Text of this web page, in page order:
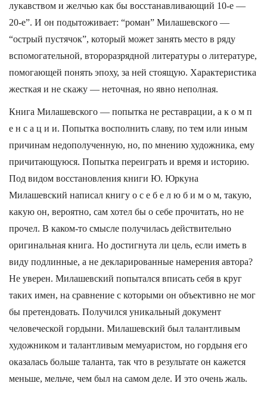
лукавством и желчью как бы восстанавливающий 10-е —
20-е”. И он подытоживает: “роман” Милашевского —
“острый пустячок”, который может занять место в ряду
вспомогательной, второразрядной литературы о литературе,
помогающей понять эпоху, за ней стоящую. Характеристика
жесткая и не скажу — неточная, но явно неполная.
Книга Милашевского — попытка не реставрации, а к о м п
е н с а ц и и. Попытка восполнить славу, по тем или иным
причинам недополученную, но, по мнению художника, ему
причитающуюся. Попытка переиграть и время и историю.
Под видом восстановления книги Ю. Юркуна
Милашевский написал книгу о с е б е л ю б и м о м, такую,
какую он, вероятно, сам хотел бы о себе прочитать, но не
прочел. В каком-то смысле получилась действительно
оригинальная книга. Но достигнута ли цель, если иметь в
виду подлинные, а не декларированные намерения автора?
Не уверен. Милашевский попытался вписать себя в круг
таких имен, на сравнение с которыми он объективно не мог
бы претендовать. Получился уникальный документ
человеческой гордыни. Милашевский был талантливым
художником и талантливым мемуаристом, но гордыня его
оказалась больше таланта, так что в результате он кажется
меньше, мельче, чем был на самом деле. И это очень жаль.